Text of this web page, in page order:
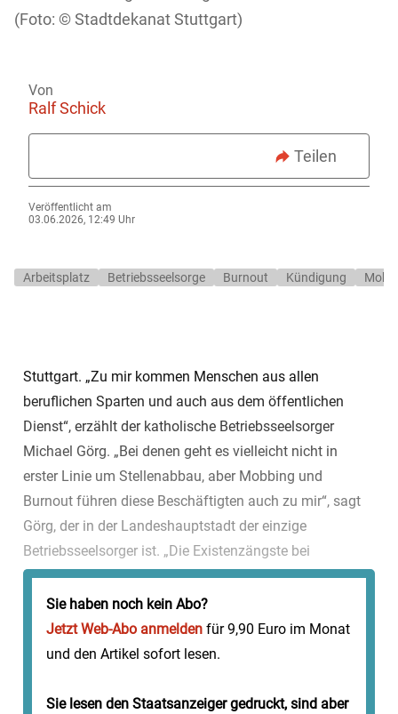
Stadtdekanat Stuttgart)
Von
Ralf Schick
Teilen
Veröffentlicht am
03.06.2026, 12:49 Uhr
Arbeitsplatz Betriebsseelsorge Burnout Kündigung
Stuttgart. „Zu mir kommen Menschen aus allen
beruflichen Sparten und auch aus dem öffentlichen
Dienst“, erzählt der katholische Betriebsseelsorger
Michael Görg. „Bei denen geht es vielleicht nicht in
erster Linie um Stellenabbau, aber Mobbing und
Burnout führen diese Beschäftigten auch zu mir“, sagt
Görg, der in der Landeshauptstadt der einzige
Betriebsseelsorger ist. „Die Existenzängste bei
Beschäftigten nehmen deutlich zu“, betont Görg, der
allein in den vergangenen sechs ...
Sie haben noch kein Abo?
Jetzt Web-Abo anmelden für 9,90 Euro im Monat
und den Artikel sofort lesen.
Sie lesen den Staatsanzeiger gedruckt, sind aber